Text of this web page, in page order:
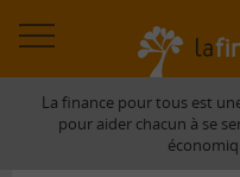
àLa finance pour tous est
pour aider chacun à se